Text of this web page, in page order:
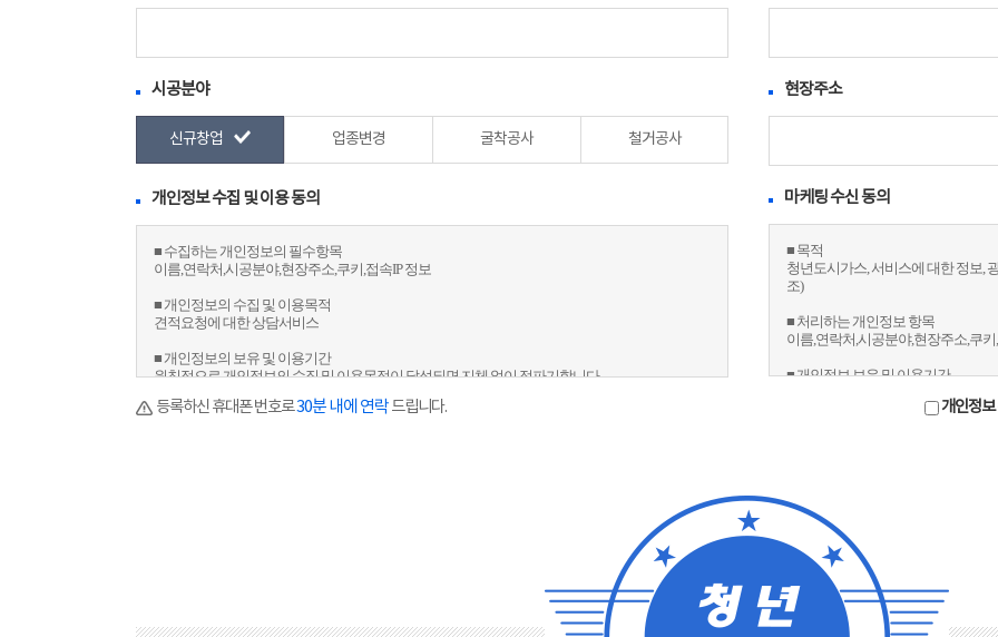
시공분야
신규창업 업종변경 굴착공사 철거공사
개인정보 수집 및 이용 동의
■ 수집하는 개인정보의 필수항목
이름,연락처,시공분야,현장주소,쿠키,접속IP 정보
■ 개인정보의 수집 및 이용목적
견적요청에 대한 상담서비스
■ 개인정보의 보유 및 이용기간
원칙적으로 개인정보의 수집 및 이용목적이 달성되면 지체 없이 정파기합니다.
단, 상법/전자상거래 등에서의 소비자보호에 관한 법률 등 관계법령의 규정에 의하여 보존할 필요
가 있는 경우 회사는 관계법령에서 정한 일정한 기간 동안 개인정보를 보관합니다.
현장주소
마케팅 수신 동의
■ 목적
청년도시가스, 서비스에 대한 정보,
조)
■ 처리하는 개인정보 항목
이름,연락처,시공분야,현장주소,쿠키
■ 개인정보 보유 및 이용기간
※정보 및 이벤트 항목은 선택 사항
등록하신 휴대폰 번호로30분 내에 연락드립니다. 개인정보